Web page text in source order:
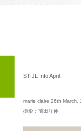
STIJL Info April
marie claire 26th March,
撮影：前田洋伸